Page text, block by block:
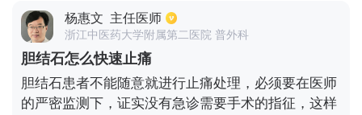
布洛芬等药物，大部分情况可以缓解症状。当出现比
较严重的情况，可以口腔科就诊，立即予以开髓减
压，会立刻缓解疼痛。
杨惠文 主任医师
浙江中医药大学附属第二医院 普外科
胆结石怎么快速止痛
胆结石患者不能随意就进行止痛处理，必须要在医师
的严密监测下，证实没有急诊需要手术的指征，这样